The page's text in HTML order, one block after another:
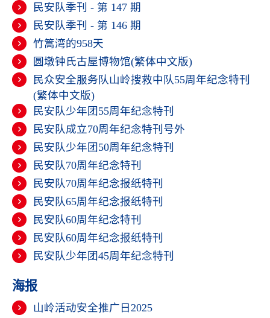
民安队季刊 - 第 147 期
民安队季刊 - 第 146 期
竹篙湾的958天
圆墩钟氏古屋博物馆(繁体中文版)
民众安全服务队山岭搜救中队55周年纪念特刊
(繁体中文版)
民安队少年团55周年纪念特刊
民安队成立70周年纪念特刊号外
民安队少年团50周年纪念特刊
民安队70周年纪念特刊
民安队70周年纪念报纸特刊
民安队65周年纪念报纸特刊
民安队60周年纪念特刊
民安队60周年纪念报纸特刊
民安队少年团45周年纪念特刊
海报
山岭活动安全推广日2025